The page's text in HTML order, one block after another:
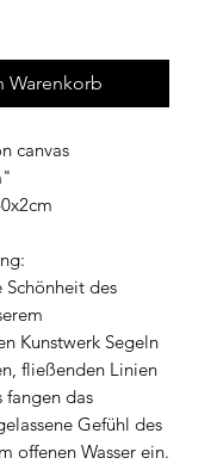
Warenkorb
canvas
Schönheit des
Kunstwerk Segeln
fließenden Linien
fangen das
Gefühl des
offenen Wasser ein.